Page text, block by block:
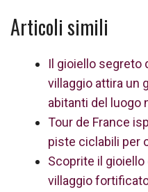
Articoli simili
Il gioiello segreto
villaggio attira un
abitanti del luogo
Tour de France
piste ciclabili per
Scoprite il gioiello
villaggio